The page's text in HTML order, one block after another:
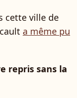
cette ville de
a même pu
repris sans la